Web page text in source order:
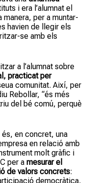
i era l’alumnat el
manera, per a muntar-
havien de llegir els
se amb els
a l’alumnat sobre
practicat per
comunitat. Així, per
Rebollar, “és més
del bé comú, perquè
en concret, una
en relació amb
molt gràfic i
per a mesurar el
de valors concrets:
democràtica,